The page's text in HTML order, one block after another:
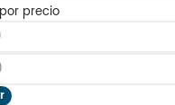
precio